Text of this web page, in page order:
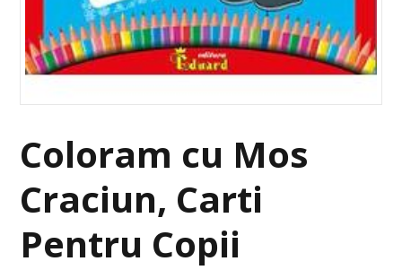
Coloram cu Mos
Craciun, Carti
Pentru Copii